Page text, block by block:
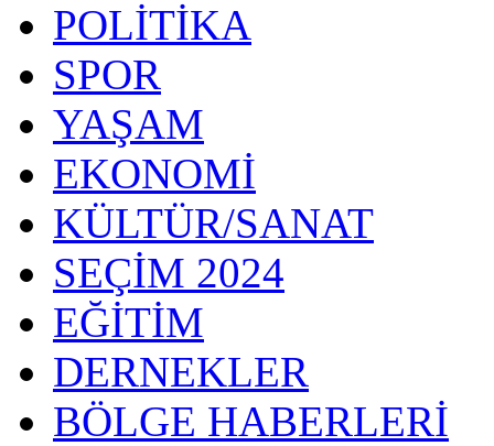
POLİTİKA
SPOR
YAŞAM
EKONOMİ
KÜLTÜR/SANAT
SEÇİM 2024
EĞİTİM
DERNEKLER
BÖLGE HABERLERİ